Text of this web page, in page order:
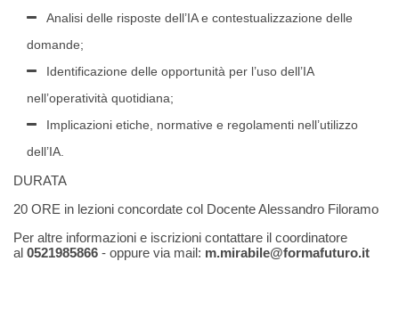
Analisi delle risposte dell’IA e contestualizzazione delle
domande;
Identificazione delle opportunità per l’uso dell’IA
nell’operatività quotidiana;
Implicazioni etiche, normative e regolamenti nell’utilizzo
dell’IA.
DURATA
20 ORE in lezioni concordate col Docente Alessandro Filoramo
Per altre informazioni e iscrizioni contattare il coordinatore
al 0521985866 - oppure via mail: m.mirabile@formafuturo.it